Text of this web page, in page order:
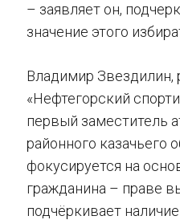
– заявляет он,
значение этого
Владимир
«Нефтегорский
первый заместитель
районного казачьего
фокусируется на
гражданина – праве
подчёркивает